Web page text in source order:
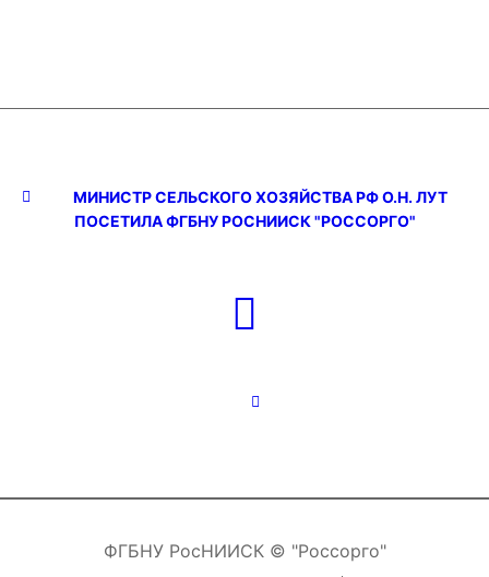
МИНИСТР СЕЛЬСКОГО ХОЗЯЙСТВА РФ О.Н. ЛУТ
ПОСЕТИЛА ФГБНУ РОСНИИСК "РОССОРГО"
ФГБНУ РосНИИСК © "Россорго"